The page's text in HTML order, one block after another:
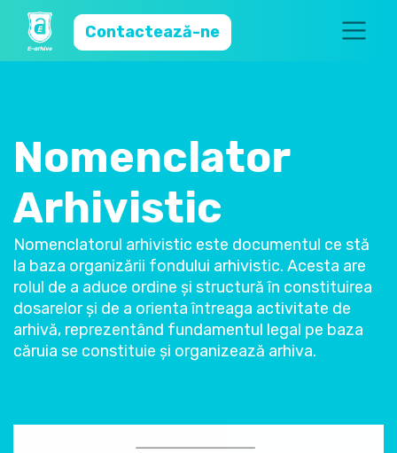
Contactează-ne
Nomenclator
Arhivistic
Nomenclatorul arhivistic este documentul ce stă
la baza organizării fondului arhivistic. Acesta are
rolul de a aduce ordine și structură în constituirea
dosarelor și de a orienta întreaga activitate de
arhivă, reprezentând fundamentul legal pe baza
căruia se constituie și organizează arhiva.